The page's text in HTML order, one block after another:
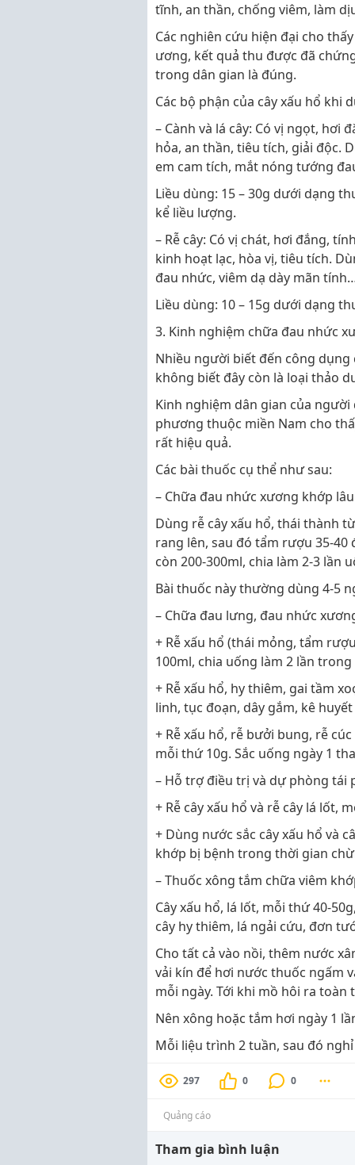
tĩnh, an thần, chống viêm, làm
Các nghiên cứu hiện đại cho
ương, kết quả thu được đã
trong dân gian là đúng.
Các bộ phận của cây xấu hổ
– Cành và lá cây: Có vị ngọt, hơi
hỏa, an thần, tiêu tích, giải độc.
em cam tích, mắt nóng tướng
Liều dùng: 15 – 30g dưới dạng
kể liều lượng.
– Rễ cây: Có vị chát, hơi đắng,
kinh hoạt lạc, hòa vị, tiêu tích.
đau nhức, viêm dạ dày mãn
Liều dùng: 10 – 15g dưới dạng
3. Kinh nghiệm chữa đau nhức
Nhiều người biết đến công
không biết đây còn là loại thảo
Kinh nghiệm dân gian của người
phương thuộc miền Nam cho
rất hiệu quả.
Các bài thuốc cụ thể như sau:
– Chữa đau nhức xương khớp
Dùng rễ cây xấu hổ, thái thành
rang lên, sau đó tẩm rượu 35-40
còn 200-300ml, chia làm 2-3 lần
Bài thuốc này thường dùng 4-5
– Chữa đau lưng, đau nhức
+ Rễ xấu hổ (thái mỏng, tẩm
100ml, chia uống làm 2 lần trong
+ Rễ xấu hổ, hy thiêm, gai tầm
linh, tục đoạn, dây gắm, kê
+ Rễ xấu hổ, rễ bưởi bung, rễ
mỗi thứ 10g. Sắc uống ngày 1
– Hỗ trợ điều trị và dự phòng tái
+ Rễ cây xấu hổ và rễ cây lá lốt,
+ Dùng nước sắc cây xấu hổ và
khớp bị bệnh trong thời gian
– Thuốc xông tắm chữa viêm
Cây xấu hổ, lá lốt, mỗi thứ 40-
cây hy thiêm, lá ngải cứu, đơn
Cho tất cả vào nồi, thêm nước
vải kín để hơi nước thuốc ngấm
mỗi ngày. Tới khi mồ hôi ra toàn
Nên xông hoặc tắm hơi ngày 1
Mỗi liệu trình 2 tuần, sau đó
297 0 0
Quảng cáo
Tham gia bình luận